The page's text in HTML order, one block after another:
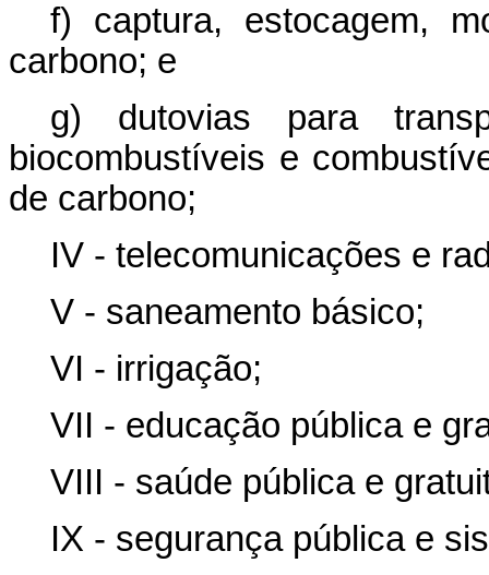
f) captura, estocagem,
carbono; e
g) dutovias para
biocombustíveis e
de carbono;
IV - telecomunicações e
V - saneamento básico;
VI - irrigação;
VII - educação pública e
VIII - saúde pública e
IX - segurança pública e